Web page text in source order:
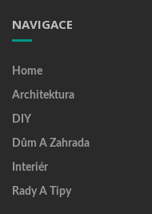
NAVIGACE
Home
Architektura
DIY
Dům A Zahrada
Interiér
Rady A Tipy